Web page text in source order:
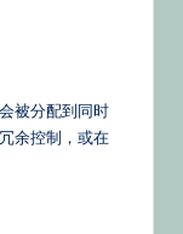
被分配到同时
余控制，或在